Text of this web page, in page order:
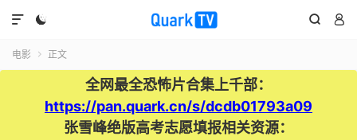
  

电影  正文
全网最全恐怖片合集上千部：
https://pan.quark.cn/s/dcdb01793a09
张雪峰绝版高考志愿填报相关资源：